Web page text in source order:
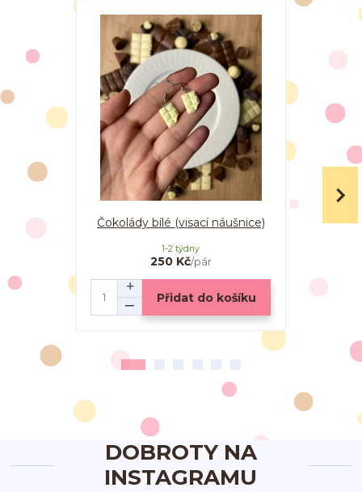
Čokolády bílé (visací náušnice)
250 Kč/pár
1-2 týdny
Přidat do košíku
DOBROTY NA
INSTAGRAMU